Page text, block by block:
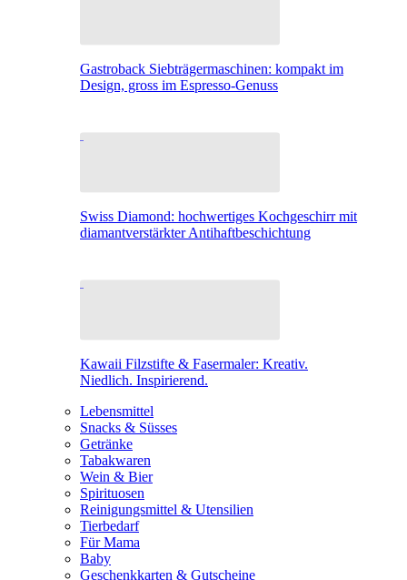
Gastroback Siebträgermaschinen: kompakt im
Design, gross im Espresso-Genuss
Swiss Diamond: hochwertiges Kochgeschirr mit
diamantverstärkter Antihaftbeschichtung
Kawaii Filzstifte & Fasermaler: Kreativ.
Niedlich. Inspirierend.
Lebensmittel
Snacks & Süsses
Getränke
Tabakwaren
Wein & Bier
Spirituosen
Reinigungsmittel & Utensilien
Tierbedarf
Für Mama
Baby
Geschenkkarten & Gutscheine